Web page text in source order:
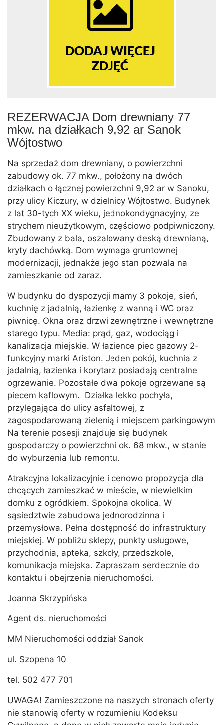
REZERWACJA Dom drewniany 77
mkw. na działkach 9,92 ar Sanok
Wójtostwo
Na sprzedaż dom drewniany, o powierzchni
zabudowy ok. 77 mkw., położony na dwóch
działkach o łącznej powierzchni 9,92 ar w Sanoku,
przy ulicy Kiczury, w dzielnicy Wójtostwo. Budynek
z lat 30-tych XX wieku, jednokondygnacyjny, ze
strychem nieużytkowym, częściowo podpiwniczony.
Zbudowany z bala, oszalowany deską drewnianą,
kryty dachówką. Dom wymaga gruntownej
modernizacji, jednakże jego stan pozwala na
zamieszkanie od zaraz.
W budynku do dyspozycji mamy 3 pokoje, sień,
kuchnię z jadalnią, łazienkę z wanną i WC oraz
piwnicę. Okna oraz drzwi zewnętrzne i wewnętrzne
starego typu. Media: prąd, gaz, wodociąg i
kanalizacja miejskie. W łazience piec gazowy 2-
funkcyjny marki Ariston. Jeden pokój, kuchnia z
jadalnią, łazienka i korytarz posiadają centralne
ogrzewanie. Pozostałe dwa pokoje ogrzewane są
piecem kaflowym. Działka lekko pochyła,
przylegająca do ulicy asfaltowej, z
zagospodarowaną zielenią i miejscem parkingowym
Na terenie posesji znajduje się budynek
gospodarczy o powierzchni ok. 68 mkw., w stanie
do wyburzenia lub remontu.
Atrakcyjna lokalizacyjnie i cenowo propozycja dla
chcących zamieszkać w mieście, w niewielkim
domku z ogródkiem. Spokojna okolica. W
sąsiedztwie zabudowa jednorodzinna i
przemysłowa. Pełna dostępność do infrastruktury
miejskiej. W pobliżu sklepy, punkty usługowe,
przychodnia, apteka, szkoły, przedszkole,
komunikacja miejska. Zapraszam serdecznie do
kontaktu i obejrzenia nieruchomości.
Joanna Skrzypińska
Agent ds. nieruchomości
MM Nieruchomości oddział Sanok
ul. Szopena 10
tel. 502 477 701
UWAGA! Zamieszczone na naszych stronach oferty
nie stanowią oferty w rozumieniu Kodeksu